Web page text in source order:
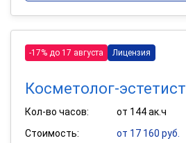
-17% до 17 августа Лицензия
Косметолог-эстетист
Кол-во часов:
от 144 ак.ч
Стоимость:
от 17 160 руб.